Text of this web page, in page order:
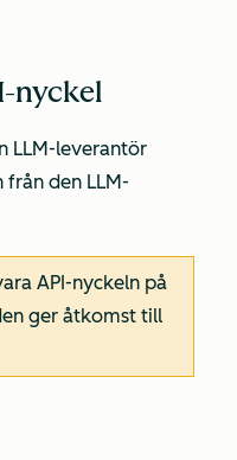
nyckel
LLM-leverantör
den LLM-
API-nyckeln på
ger åtkomst till